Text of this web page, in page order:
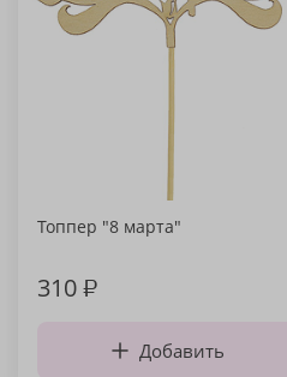
Топпер "8 марта"
310₽
Добавить